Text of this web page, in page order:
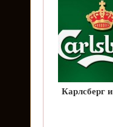
Карлсберг